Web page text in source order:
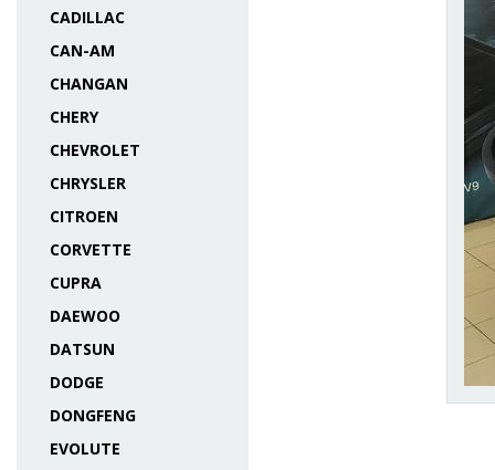
CADILLAC
CAN-AM
CHANGAN
CHERY
CHEVROLET
CHRYSLER
CITROEN
CORVETTE
CUPRA
DAEWOO
DATSUN
DODGE
DONGFENG
EVOLUTE